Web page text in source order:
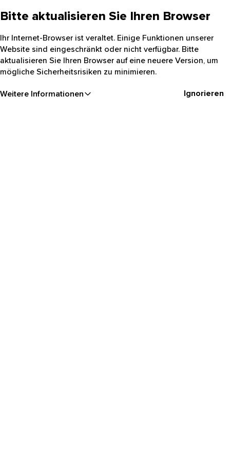
Bitte aktualisieren Sie Ihren Browser
Ihr Internet-Browser ist veraltet. Einige Funktionen unserer
Website sind eingeschränkt oder nicht verfügbar. Bitte
aktualisieren Sie Ihren Browser auf eine neuere Version, um
mögliche Sicherheitsrisiken zu minimieren.
Weitere Informationen Ignorieren